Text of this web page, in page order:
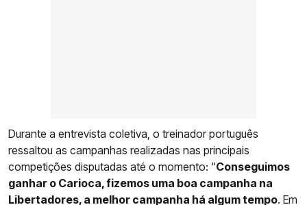
Durante a entrevista coletiva, o treinador português
ressaltou as campanhas realizadas nas principais
competições disputadas até o momento: “Conseguimos
ganhar o Carioca, fizemos uma boa campanha na
Libertadores, a melhor campanha há algum tempo. Em